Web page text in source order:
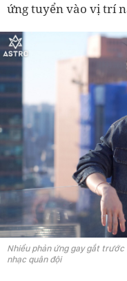
ứng tuyển vào vị trí
Nhiều phản ứng gay gắt trước
nhạc quân đội